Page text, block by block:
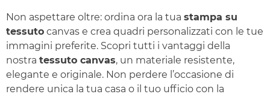
Non aspettare oltre: ordina ora la tua stampa su
tessuto canvas e crea quadri personalizzati con le tue
immagini preferite. Scopri tutti i vantaggi della
nostra tessuto canvas, un materiale resistente,
elegante e originale. Non perdere l’occasione di
rendere unica la tua casa o il tuo ufficio con la